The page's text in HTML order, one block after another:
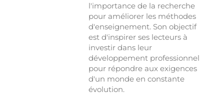
l'importance de la recherche
pour améliorer les méthodes
d'enseignement. Son objectif
est d'inspirer ses lecteurs à
investir dans leur
développement professionnel
pour répondre aux exigences
d'un monde en constante
évolution.